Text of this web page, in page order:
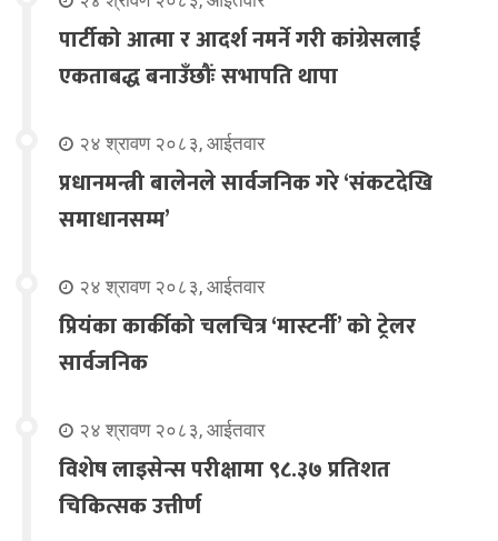
पार्टीको आत्मा र आदर्श नमर्ने गरी कांग्रेसलाई
एकताबद्ध बनाउँछौंः सभापति थापा
२४ श्रावण २०८३, आईतवार
प्रधानमन्त्री बालेनले सार्वजनिक गरे ‘संकटदेखि
समाधानसम्म’
२४ श्रावण २०८३, आईतवार
प्रियंका कार्कीको चलचित्र ‘मास्टर्नी’ को ट्रेलर
सार्वजनिक
२४ श्रावण २०८३, आईतवार
विशेष लाइसेन्स परीक्षामा ९८.३७ प्रतिशत
चिकित्सक उत्तीर्ण